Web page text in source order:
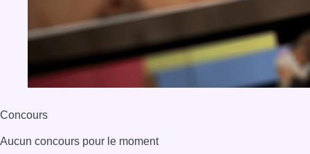
Concours
Aucun concours pour le moment